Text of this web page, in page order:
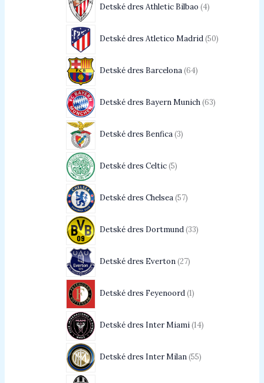
Detské dres Athletic Bilbao 4
Detské dres Atletico Madrid 50
Detské dres Barcelona 64
Detské dres Bayern Munich 63
Detské dres Benfica 3
Detské dres Celtic 5
Detské dres Chelsea 57
Detské dres Dortmund 33
Detské dres Everton 27
Detské dres Feyenoord 1
Detské dres Inter Miami 14
Detské dres Inter Milan 55